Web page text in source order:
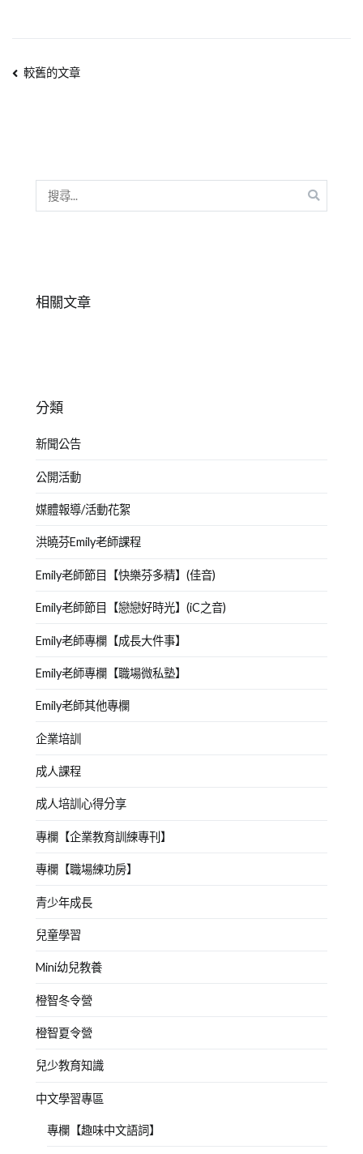
注
意
,
特
文
覽
較舊的文章
尋
相關文章
分類
新聞公告
公開活動
媒體報導/活動花絮
洪曉芬Emily老師課程
Emily老師節目【快樂芬多精】(佳音)
Emily老師節目【戀戀好時光】(iC之音)
Emily老師專欄【成長大件事】
Emily老師專欄【職場微私塾】
Emily老師其他專欄
企業培訓
成人課程
成人培訓心得分享
專欄【企業教育訓練專刊】
專欄【職場練功房】
青少年成長
兒童學習
Mini幼兒教養
橙智冬令營
橙智夏令營
兒少教育知識
中文學習專區
專欄【趣味中文語詞】